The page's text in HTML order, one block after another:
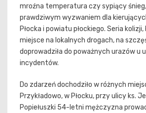
mroźna temperatura czy sypiący
prawdziwym wyzwaniem dla
Płocka i powiatu płockiego. Seria
miejsce na lokalnych drogach, na
doprowadziła do poważnych urazów u
incydentów.
Do zdarzeń dochodziło w różnych
Przykładowo, w Płocku, przy ulicy ks.
Popiełuszki 54-letni mężczyzna